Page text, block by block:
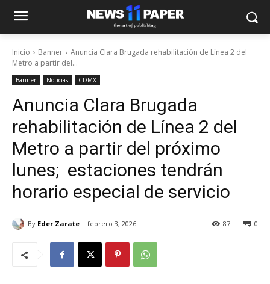
Inicio Banner
Anuncia Clara Brugada rehabilitación de Línea 2 del
Metro a partir del...
Banner Noticias CDMX
Anuncia Clara Brugada
rehabilitación de Línea 2 del
Metro a partir del próximo
lunes; estaciones tendrán
horario especial de servicio
By Eder Zarate febrero 3, 2026 0
87